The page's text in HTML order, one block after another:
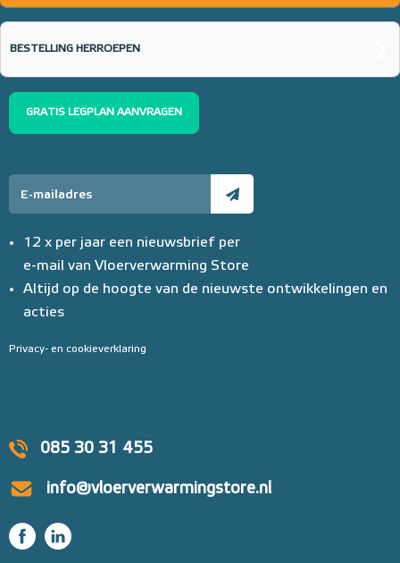
085 30 31 455
info@vloerverwarmingstore.nl
BESTELLING HERROEPEN
GRATIS LEGPLAN AANVRAGEN
12 x per jaar een nieuwsbrief per
e-mail van Vloerverwarming Store
Altijd op de hoogte van de nieuwste ontwikkelingen en
acties
Privacy- en cookieverklaring